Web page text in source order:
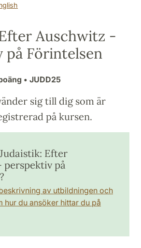
Auschwitz -
på Förintelsen
• JUDD25
sig till dig som är
på kursen.
Efter
perspektiv på
av utbildningen och
hur du ansöker hittar du på